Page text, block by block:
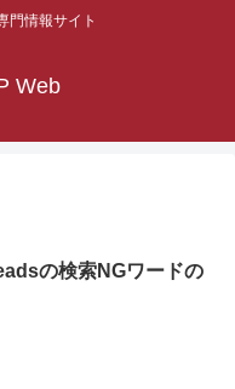
門情報サイト
Web
の検索NGワードの